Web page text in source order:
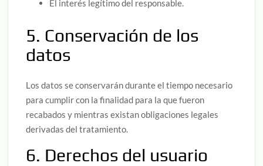
El interés legítimo del responsable.
5. Conservación de los
datos
Los datos se conservarán durante el tiempo necesario
para cumplir con la finalidad para la que fueron
recabados y mientras existan obligaciones legales
derivadas del tratamiento.
6. Derechos del usuario